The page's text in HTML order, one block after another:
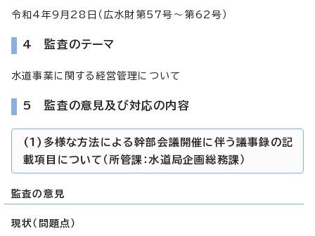
令和4年9月28日（広水財第57号～第62号）
4 監査のテーマ
水道事業に関する経営管理について
5 監査の意見及び対応の内容
(1)多様な方法による幹部会議開催に伴う議事録の記
載項目について（所管課：水道局企画総務課）
監査の意見
現状（問題点）